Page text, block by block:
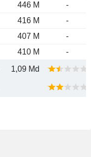
446 M
-
416 M
-
407 M
-
410 M
-
1,09 Md